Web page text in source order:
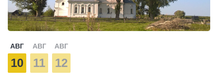
АВГ
10
АВГ
11
АВГ
12